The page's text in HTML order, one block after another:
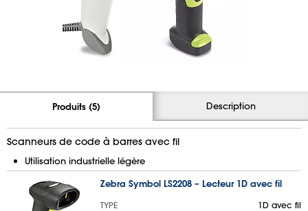
Produits (5) Description
Scanneurs de code à barres avec fil
Utilisation industrielle légère
Zebra Symbol LS2208 – Lecteur 1D avec fil
TYPE
1D avec fil